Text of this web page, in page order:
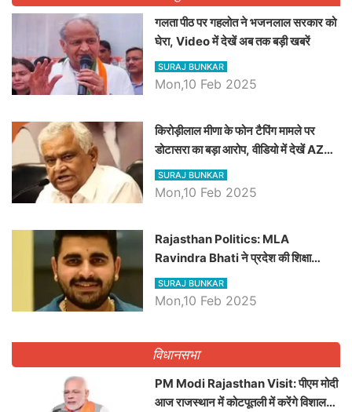
गलता पीठ पर गहलोत ने भजनलाल सरकार को
घेरा, Video में देखें अब तक बड़ी खबरें
SURAJ BUNKAR
Mon,10 Feb 2025
किरोड़ीलाल मीणा के फोन टैपिंग मामले पर
डोटासरा का बड़ा आरोप, वीडियो में देखें AZ
बड़ी खबरें
SURAJ BUNKAR
Mon,10 Feb 2025
Rajasthan Politics: MLA
Ravindra Bhati ने प्रदेश की शिक्षा
व्यवस्था पर उठाए सवाल, Madan
Dilawar पर हमला करते हुए गिनवाये खाली
SURAJ BUNKAR
Mon,10 Feb 2025
विधानसभा
PM Modi Rajasthan Visit: पीएम मोदी
आज राजस्थान में कोटपूतली में करेंगे विशाल